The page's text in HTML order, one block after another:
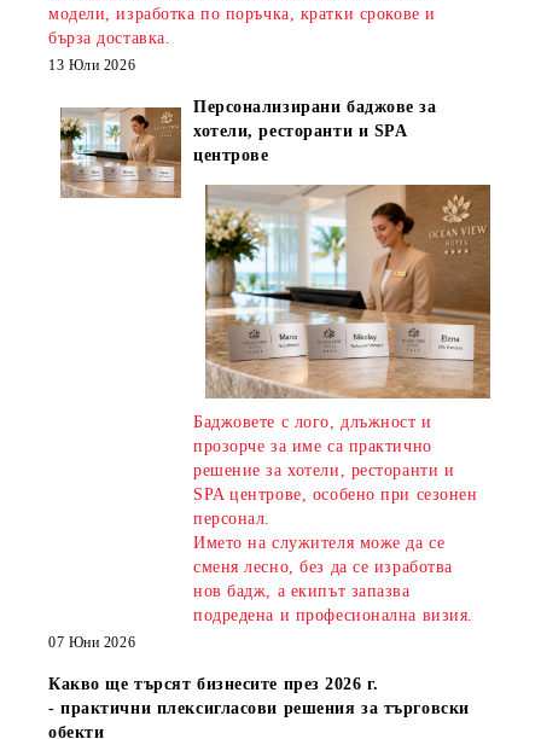
модели, изработка по поръчка, кратки срокове и
бърза доставка.
13 Юли 2026
Персонализирани баджове за
хотели, ресторанти и SPA
центрове
Баджовете с лого, длъжност и
прозорче за име са практично
решение за хотели, ресторанти и
SPA центрове, особено при сезонен
персонал.
Името на служителя може да се
сменя лесно, без да се изработва
нов бадж, а екипът запазва
подредена и професионална визия.
07 Юни 2026
Какво ще търсят бизнесите през 2026 г.
- практични плексигласови решения за търговски
обекти